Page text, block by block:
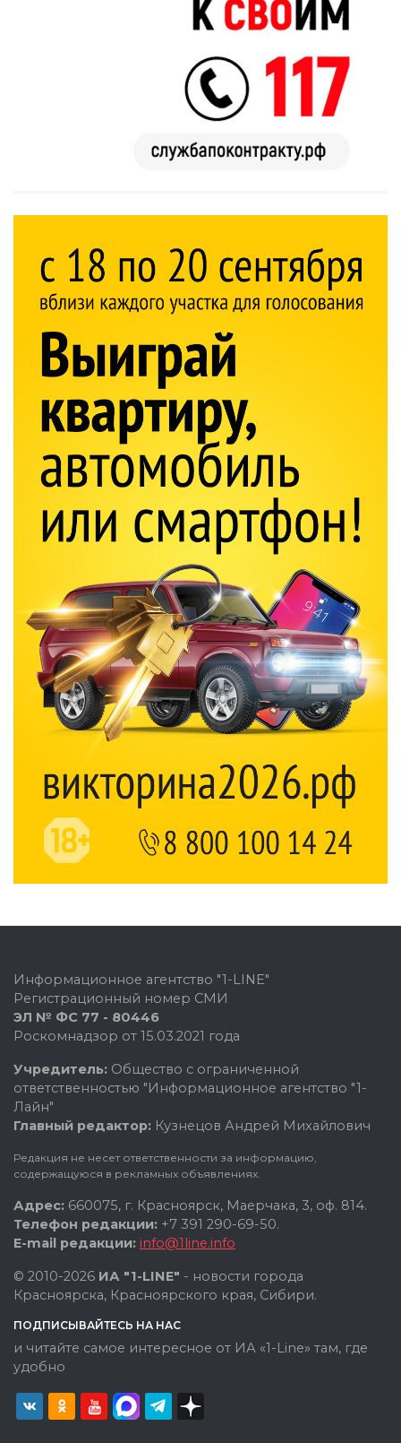
Информационное агентство "1-LINE"
Регистрационный номер СМИ
ЭЛ № ФС 77 - 80446
Роскомнадзор от 15.03.2021 года
Учредитель: Общество с ограниченной
ответственностью "Информационное агентство "1-
Лайн"
Главный редактор: Кузнецов Андрей Михайлович
Редакция не несет ответственности за информацию,
содержащуюся в рекламных объявлениях.
Адрес: 660075, г. Красноярск, Маерчака, 3, оф. 814.
Телефон редакции: +7 391 290-69-50.
E-mail редакции: info@1line.info
© 2010-2026 ИА "1-LINE" - новости города
Красноярска, Красноярского края, Сибири.
ПОДПИСЫВАЙТЕСЬ НА НАС
и читайте самое интересное от ИА «1-Line» там, где
удобно